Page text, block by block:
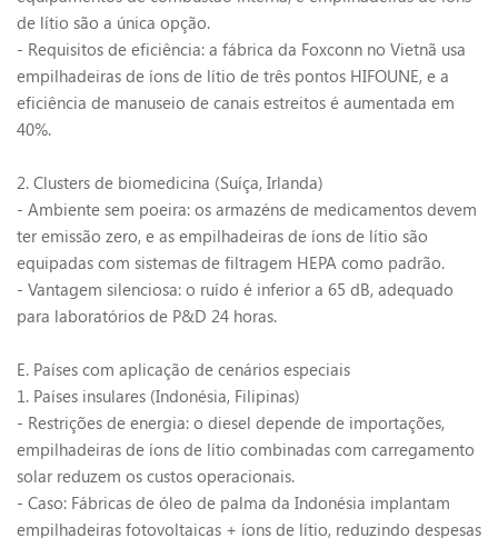
de lítio são a única opção.
- Requisitos de eficiência: a fábrica da Foxconn no Vietnã usa
empilhadeiras de íons de lítio de três pontos HIFOUNE, e a
eficiência de manuseio de canais estreitos é aumentada em
40%.
2. Clusters de biomedicina (Suíça, Irlanda)
- Ambiente sem poeira: os armazéns de medicamentos devem
ter emissão zero, e as empilhadeiras de íons de lítio são
equipadas com sistemas de filtragem HEPA como padrão.
- Vantagem silenciosa: o ruído é inferior a 65 dB, adequado
para laboratórios de P&D 24 horas.
E. Países com aplicação de cenários especiais
1. Países insulares (Indonésia, Filipinas)
- Restrições de energia: o diesel depende de importações,
empilhadeiras de íons de lítio combinadas com carregamento
solar reduzem os custos operacionais.
- Caso: Fábricas de óleo de palma da Indonésia implantam
empilhadeiras fotovoltaicas + íons de lítio, reduzindo despesas